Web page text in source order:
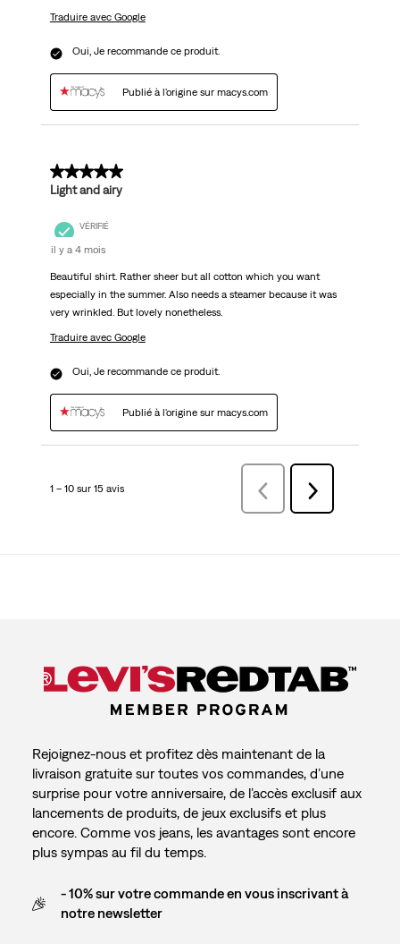
Traduire avec Google
Oui, Je recommande ce produit.
Publié à l'origine sur macys.com
5 sur 5 étoiles.
Light and airy
VÉRIFIÉ
il y a 4 mois
Beautiful shirt. Rather sheer but all cotton which you want
especially in the summer. Also needs a steamer because it was
very wrinkled. But lovely nonetheless.
Traduire avec Google
Oui, Je recommande ce produit.
Publié à l'origine sur macys.com
1 – 10 sur 15 avis PrécédentavisSuivant
avis
Rejoignez-nous et profitez dès maintenant de la
livraison gratuite sur toutes vos commandes, d’une
surprise pour votre anniversaire, de l’accès exclusif aux
lancements de produits, de jeux exclusifs et plus
encore. Comme vos jeans, les avantages sont encore
plus sympas au fil du temps.
- 10% sur votre commande en vous inscrivant à
notre newsletter